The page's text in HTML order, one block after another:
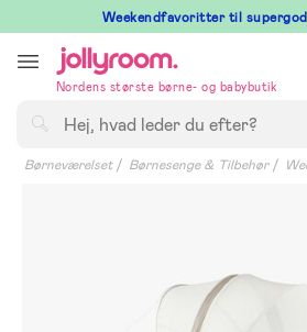
till
innehållet
Weekendfavoritter til
Nordens største børne- og babybutik
Børneværelset Børnesenge & Tilbehør